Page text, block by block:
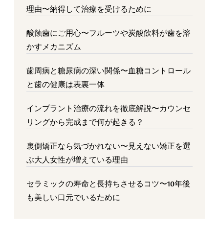
理由〜納得して治療を受けるために
酸蝕歯にご用心〜フルーツや炭酸飲料が歯を溶
かすメカニズム
歯周病と糖尿病の深い関係〜血糖コントロール
と歯の健康は表裏一体
インプラント治療の流れを徹底解説〜カウンセ
リングから完成まで何が起きる？
裏側矯正なら気づかれない〜見えない矯正を選
ぶ大人女性が増えている理由
セラミックの寿命と長持ちさせるコツ〜10年後
も美しい口元でいるために